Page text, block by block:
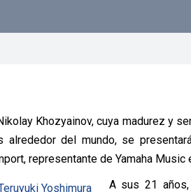
Khozyainov, cuya madurez y
alrededor del mundo, se
representante de Yamaha Music
A sus 21